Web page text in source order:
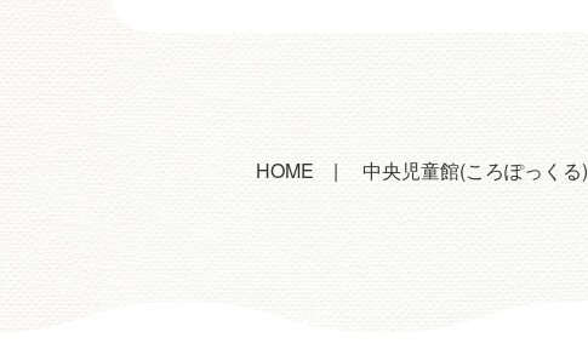
HOME 中央児童館(ころぽっくる)